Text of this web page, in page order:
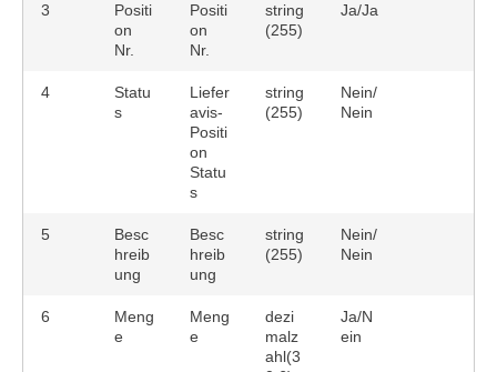
3
Positi
on
Nr.
Positi
on
Nr.
string
(255)
Ja/Ja
4
Statu
s
Liefer
avis-
Positi
on
Statu
s
string
(255)
Nein/
Nein
5
Besc
hreib
ung
Besc
hreib
ung
string
(255)
Nein/
Nein
6
Meng
e
Meng
e
dezi
malz
ahl(3
Ja/N
ein